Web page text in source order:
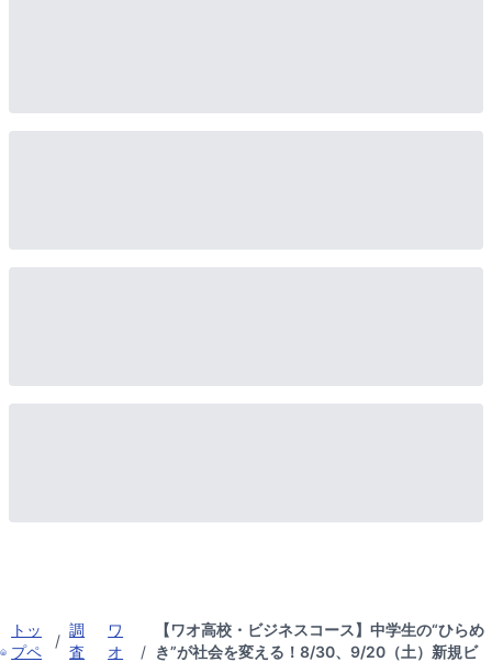
トッ
プペ
/
調
査
ワ
オ
/
【ワオ高校・ビジネスコース】中学生の“ひらめ
き”が社会を変える！8/30、9/20（土）新規ビ